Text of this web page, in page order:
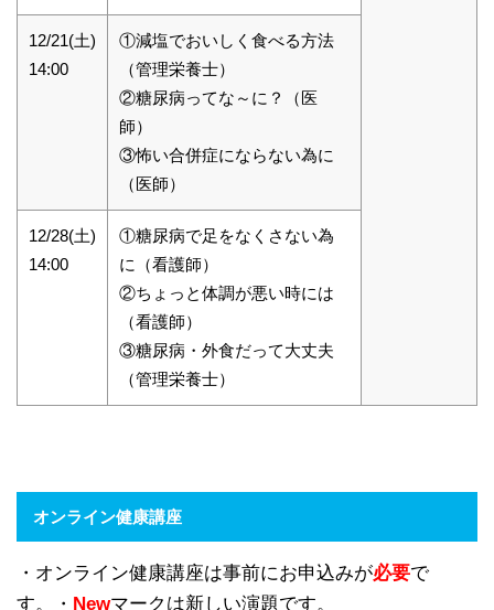
12/21(土)
14:00
①減塩でおいしく食べる方法
（管理栄養士）
②糖尿病ってな～に？（医
師）
③怖い合併症にならない為に
（医師）
12/28(土)
14:00
①糖尿病で足をなくさない為
に（看護師）
②ちょっと体調が悪い時には
（看護師）
③糖尿病・外食だって大丈夫
（管理栄養士）
オンライン健康講座
・オンライン健康講座は事前にお申込みが必要で
す。・ Newマークは新しい演題です。